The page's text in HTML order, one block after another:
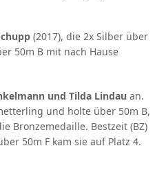
(2017), die 2x Silber über
50m B mit nach Hause
und Tilda Lindau an.
und holte über 50m B,
Bronzemedaille. Bestzeit (BZ)
50m F kam sie auf Platz 4.